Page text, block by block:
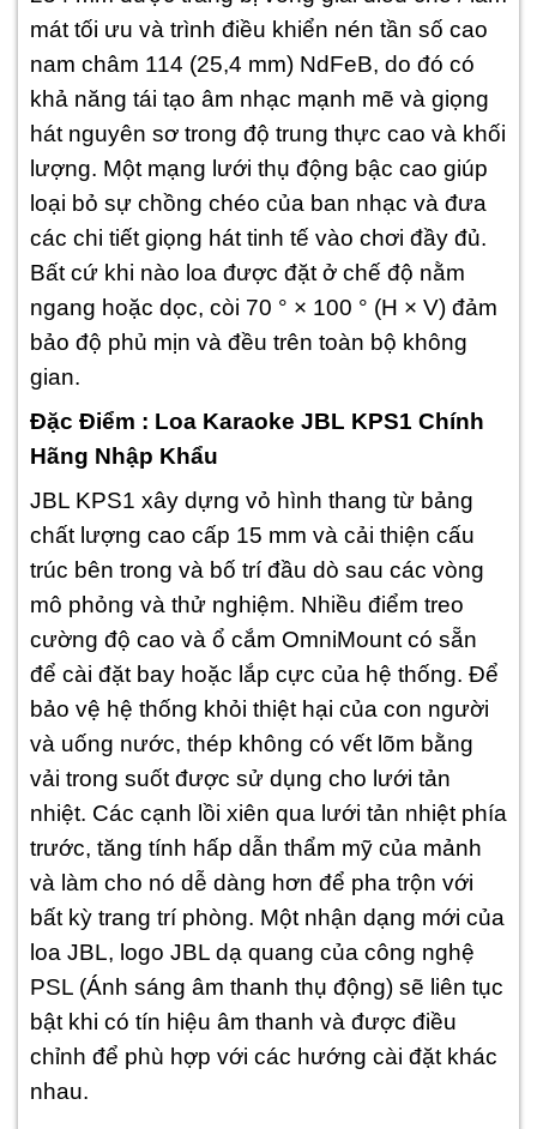
mát tối ưu và trình điều khiển nén tần số cao
nam châm 114 (25,4 mm) NdFeB, do đó có
khả năng tái tạo âm nhạc mạnh mẽ và giọng
hát nguyên sơ trong độ trung thực cao và khối
lượng. Một mạng lưới thụ động bậc cao giúp
loại bỏ sự chồng chéo của ban nhạc và đưa
các chi tiết giọng hát tinh tế vào chơi đầy đủ.
Bất cứ khi nào loa được đặt ở chế độ nằm
ngang hoặc dọc, còi 70 ° × 100 ° (H × V) đảm
bảo độ phủ mịn và đều trên toàn bộ không
gian.
Đặc Điểm : Loa Karaoke JBL KPS1 Chính
Hãng Nhập Khẩu
JBL KPS1 xây dựng vỏ hình thang từ bảng
chất lượng cao cấp 15 mm và cải thiện cấu
trúc bên trong và bố trí đầu dò sau các vòng
mô phỏng và thử nghiệm. Nhiều điểm treo
cường độ cao và ổ cắm OmniMount có sẵn
để cài đặt bay hoặc lắp cực của hệ thống. Để
bảo vệ hệ thống khỏi thiệt hại của con người
và uống nước, thép không có vết lõm bằng
vải trong suốt được sử dụng cho lưới tản
nhiệt. Các cạnh lồi xiên qua lưới tản nhiệt phía
trước, tăng tính hấp dẫn thẩm mỹ của mảnh
và làm cho nó dễ dàng hơn để pha trộn với
bất kỳ trang trí phòng. Một nhận dạng mới của
loa JBL, logo JBL dạ quang của công nghệ
PSL (Ánh sáng âm thanh thụ động) sẽ liên tục
bật khi có tín hiệu âm thanh và được điều
chỉnh để phù hợp với các hướng cài đặt khác
nhau.